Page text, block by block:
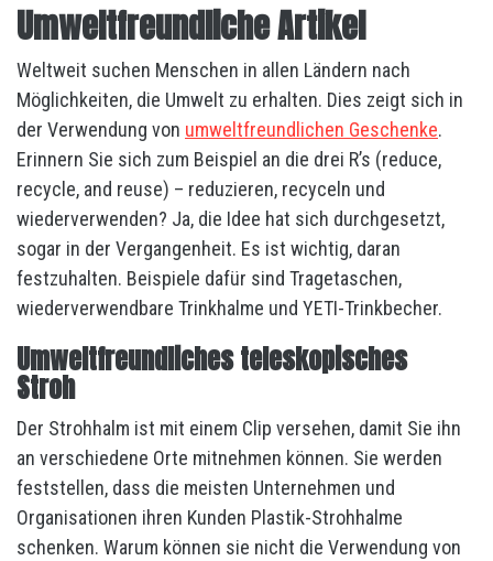
Umweltfreundliche Artikel
Weltweit suchen Menschen in allen Ländern nach
Möglichkeiten, die Umwelt zu erhalten. Dies zeigt sich in
der Verwendung von umweltfreundlichen Geschenke.
Erinnern Sie sich zum Beispiel an die drei R’s (reduce,
recycle, and reuse) – reduzieren, recyceln und
wiederverwenden? Ja, die Idee hat sich durchgesetzt,
sogar in der Vergangenheit. Es ist wichtig, daran
festzuhalten. Beispiele dafür sind Tragetaschen,
wiederverwendbare Trinkhalme und YETI-Trinkbecher.
Umweltfreundliches teleskopisches
Stroh
Der Strohhalm ist mit einem Clip versehen, damit Sie ihn
an verschiedene Orte mitnehmen können. Sie werden
feststellen, dass die meisten Unternehmen und
Organisationen ihren Kunden Plastik-Strohhalme
schenken. Warum können sie nicht die Verwendung von